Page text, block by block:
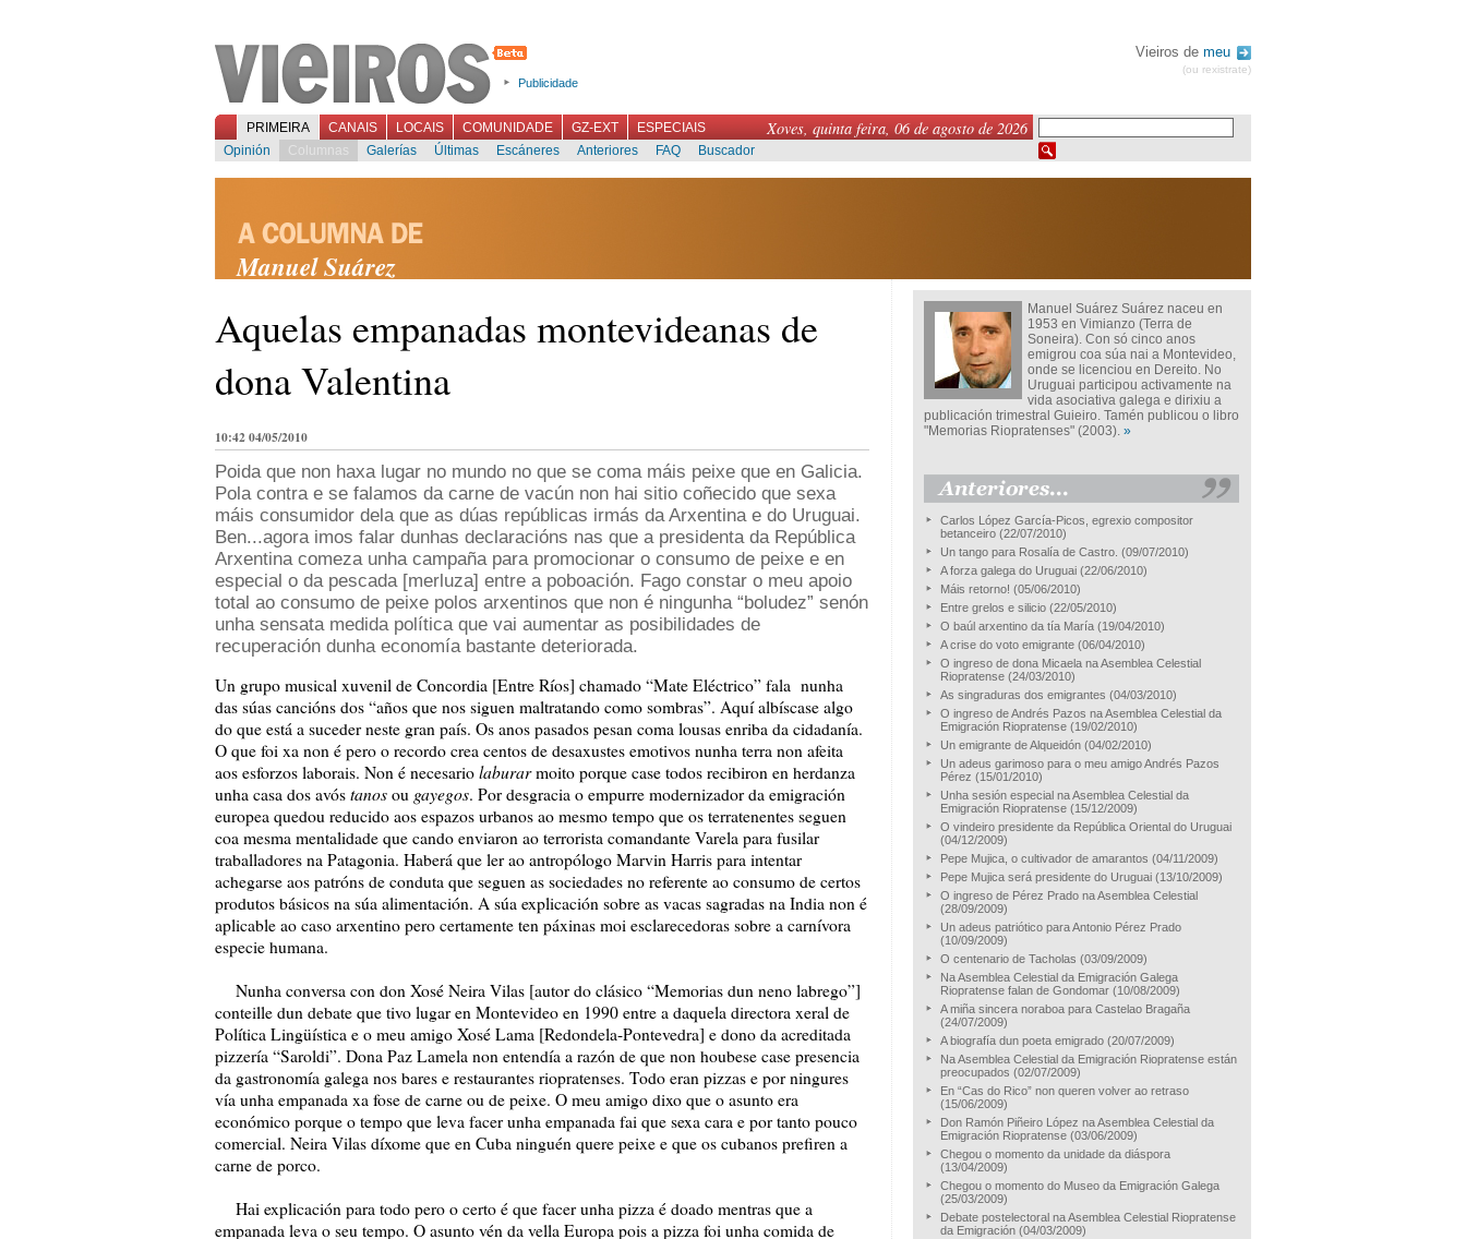
Publicidade
Vieiros de meu
(ou rexistrate)
Xoves, quinta feira, 06 de agosto de 2026
PRIMEIRA CANAIS LOCAIS COMUNIDADE GZ-EXT
ESPECIAIS
Opinión
Columnas Galerías Últimas Escáneres Anteriores FAQ Buscador
Manuel Suárez
Aquelas empanadas montevideanas de
dona Valentina
10:42 04/05/2010
Poida que non haxa lugar no mundo no que se coma máis peixe que en Galicia.
Pola contra e se falamos da carne de vacún non hai sitio coñecido que sexa
máis consumidor dela que as dúas repúblicas irmás da Arxentina e do Uruguai.
Ben...agora imos falar dunhas declaracións nas que a presidenta da República
Arxentina comeza unha campaña para promocionar o consumo de peixe e en
especial o da pescada [merluza] entre a poboación. Fago constar o meu apoio
total ao consumo de peixe polos arxentinos que non é ningunha “boludez” senón
unha sensata medida política que vai aumentar as posibilidades de
recuperación dunha economía bastante deteriorada.
Un grupo musical xuvenil de Concordia [Entre Ríos] chamado “Mate Eléctrico” fala nunha
das súas cancións dos “años que nos siguen maltratando como sombras”. Aquí albíscase algo
do que está a suceder neste gran país. Os anos pasados pesan coma lousas enriba da cidadanía.
O que foi xa non é pero o recordo crea centos de desaxustes emotivos nunha terra non afeita
aos esforzos laborais. Non é necesario laburarmoito porque case todos recibiron en herdanza
unha casa dos avós tanos ou gayegos. Por desgracia o empurre modernizador da emigración
europea quedou reducido aos espazos urbanos ao mesmo tempo que os terratenentes seguen
coa mesma mentalidade que cando enviaron ao terrorista comandante Varela para fusilar
traballadores na Patagonia. Haberá que ler ao antropólogo Marvin Harris para intentar
achegarse aos patróns de conduta que seguen as sociedades no referente ao consumo de certos
produtos básicos na súa alimentación. A súa explicación sobre as vacas sagradas na India non é
aplicable ao caso arxentino pero certamente ten páxinas moi esclarecedoras sobre a carnívora
especie humana.
Nunha conversa con don Xosé Neira Vilas [autor do clásico “Memorias dun neno labrego”]
conteille dun debate que tivo lugar en Montevideo en 1990 entre a daquela directora xeral de
Política Lingüística e o meu amigo Xosé Lama [Redondela-Pontevedra] e dono da acreditada
pizzería “Saroldi”. Dona Paz Lamela non entendía a razón de que non houbese case presencia
da gastronomía galega nos bares e restaurantes riopratenses. Todo eran pizzas e por ningures
vía unha empanada xa fose de carne ou de peixe. O meu amigo dixo que o asunto era
económico porque o tempo que leva facer unha empanada fai que sexa cara e por tanto pouco
comercial. Neira Vilas díxome que en Cuba ninguén quere peixe e que os cubanos prefiren a
carne de porco.
Hai explicación para todo pero o certo é que facer unha pizza é doado mentras que a
empanada leva o seu tempo. O asunto vén da vella Europa pois a pizza foi unha comida de
Manuel Suárez Suárez naceu en
1953 en Vimianzo (Terra de
Soneira). Con só cinco anos
emigrou coa súa nai a Montevideo,
onde se licenciou en Dereito. No
Uruguai participou activamente na
vida asociativa galega e dirixiu a
publicación trimestral Guieiro. Tamén publicou o libro
"Memorias Riopratenses" (2003). »
Carlos López García-Picos, egrexio compositor
betanceiro (22/07/2010)
Un tango para Rosalía de Castro. (09/07/2010)
A forza galega do Uruguai (22/06/2010)
Máis retorno! (05/06/2010)
Entre grelos e silicio (22/05/2010)
O baúl arxentino da tía María (19/04/2010)
A crise do voto emigrante (06/04/2010)
O ingreso de dona Micaela na Asemblea Celestial
Riopratense (24/03/2010)
As singraduras dos emigrantes (04/03/2010)
O ingreso de Andrés Pazos na Asemblea Celestial da
Emigración Riopratense (19/02/2010)
Un emigrante de Alqueidón (04/02/2010)
Un adeus garimoso para o meu amigo Andrés Pazos
Pérez (15/01/2010)
Unha sesión especial na Asemblea Celestial da
Emigración Riopratense (15/12/2009)
O vindeiro presidente da República Oriental do Uruguai
(04/12/2009)
Pepe Mujica, o cultivador de amarantos (04/11/2009)
Pepe Mujica será presidente do Uruguai (13/10/2009)
O ingreso de Pérez Prado na Asemblea Celestial
(28/09/2009)
Un adeus patriótico para Antonio Pérez Prado
(10/09/2009)
O centenario de Tacholas (03/09/2009)
Na Asemblea Celestial da Emigración Galega
Riopratense falan de Gondomar (10/08/2009)
A miña sincera noraboa para Castelao Bragaña
(24/07/2009)
A biografía dun poeta emigrado (20/07/2009)
Na Asemblea Celestial da Emigración Riopratense están
preocupados (02/07/2009)
En “Cas do Rico” non queren volver ao retraso
(15/06/2009)
Don Ramón Piñeiro López na Asemblea Celestial da
Emigración Riopratense (03/06/2009)
Chegou o momento da unidade da diáspora
(13/04/2009)
Chegou o momento do Museo da Emigración Galega
(25/03/2009)
Debate postelectoral na Asemblea Celestial Riopratense
da Emigración (04/03/2009)